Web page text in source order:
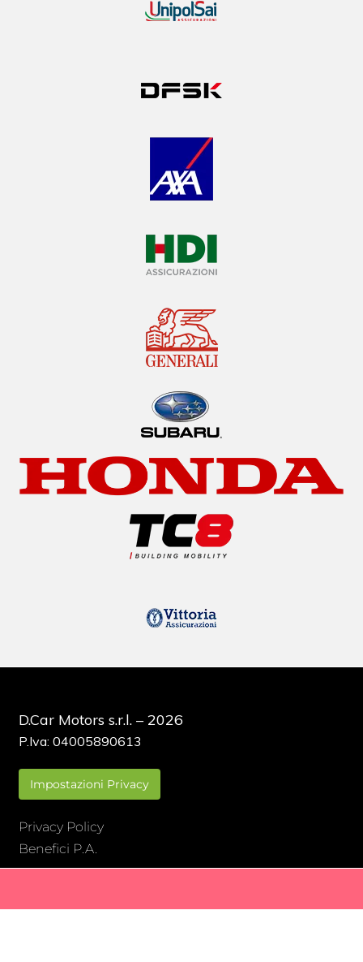
D.Car Motors s.r.l. – 2026
P.Iva: 04005890613
Impostazioni Privacy
Privacy Policy
Benefici P.A.